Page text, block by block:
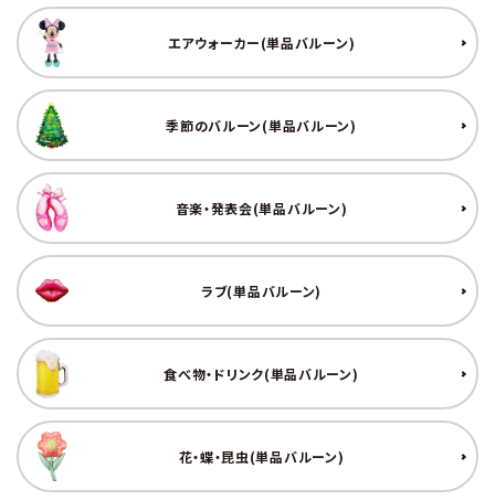
エアウォーカー(単品バルーン)
季節のバルーン(単品バルーン)
音楽・発表会(単品バルーン)
ラブ(単品バルーン)
食べ物・ドリンク(単品バルーン)
花・蝶・昆虫(単品バルーン)